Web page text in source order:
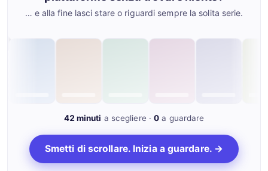
… e alla fine lasci stare o riguardi sempre la solita serie.
42 minuti a scegliere ·0 a guardare
Smetti di scrollare. Inizia a guardare. →